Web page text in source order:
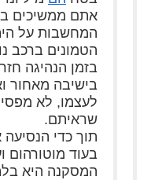
אתם ממשיכים
המחשבות על
הטמונים ברכב
בזמן הנהיגה
בישיבה מאחור
לעצמו, לא
שראיתם.
תוך כדי
בעוד מוטורהום
המסקנה היא